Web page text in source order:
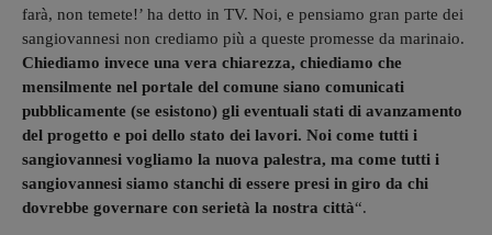
farà, non temete!’ ha detto in TV. Noi, e pensiamo gran parte dei
sangiovannesi non crediamo più a queste promesse da marinaio.
Chiediamo invece una vera chiarezza, chiediamo che
mensilmente nel portale del comune siano comunicati
pubblicamente (se esistono) gli eventuali stati di avanzamento
del progetto e poi dello stato dei lavori. Noi come tutti i
sangiovannesi vogliamo la nuova palestra, ma come tutti i
sangiovannesi siamo stanchi di essere presi in giro da chi
dovrebbe governare con serietà la nostra città“.